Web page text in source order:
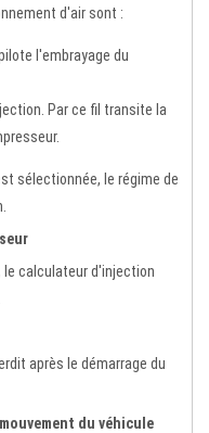
d'air sont :
l'embrayage du
Par ce fil transite la
sélectionnée, le régime de
calculateur d'injection
après le démarrage du
du véhicule